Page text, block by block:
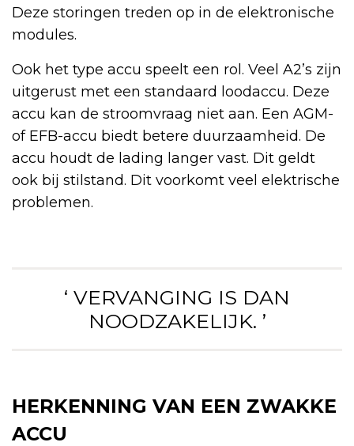
Deze storingen treden op in de elektronische
modules.
Ook het type accu speelt een rol. Veel A2’s zijn
uitgerust met een standaard loodaccu. Deze
accu kan de stroomvraag niet aan. Een AGM-
of EFB-accu biedt betere duurzaamheid. De
accu houdt de lading langer vast. Dit geldt
ook bij stilstand. Dit voorkomt veel elektrische
problemen.
‘ VERVANGING IS DAN
NOODZAKELIJK. ’
HERKENNING VAN EEN ZWAKKE
ACCU